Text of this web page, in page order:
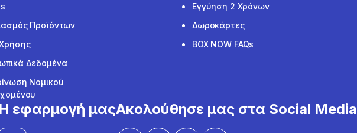
Προϊόντων
Δεδομένα
Νομικού
Εγγύηση 2 Χρόνων
Δωροκάρτες
BOX NOW FAQs
Η εφαρμογή μαςΑκολούθησε μας στα Social Media